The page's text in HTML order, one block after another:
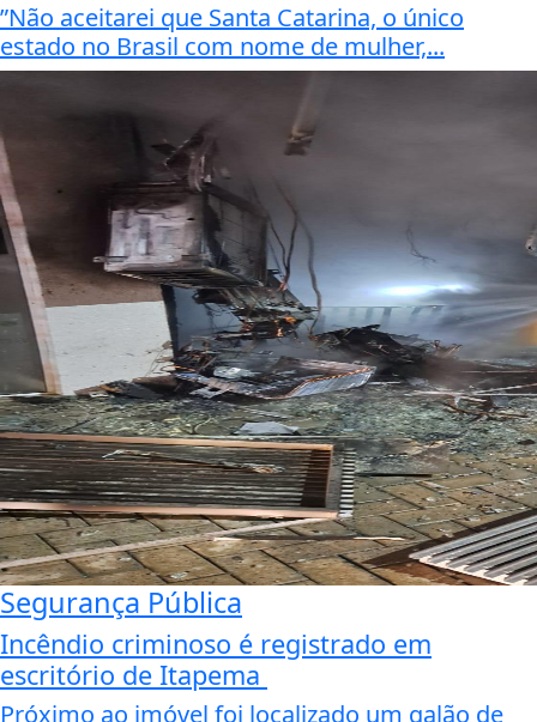
”Não aceitarei que Santa Catarina, o único
estado no Brasil com nome de mulher,...
Segurança Pública
Incêndio criminoso é registrado em
escritório de Itapema
Próximo ao imóvel foi localizado um galão de